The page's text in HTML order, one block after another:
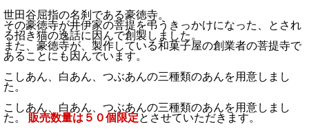
世田谷屈指の名刹である豪徳寺。
その豪徳寺が井伊家の菩提を弔うきっかけになった、とされ
る招き猫の逸話に因んで創製しました。
また、豪徳寺が、製作している和菓子屋の創業者の菩提寺で
あることにも因んでいます。
こしあん、白あん、つぶあんの三種類のあんを用意しまし
た。
こしあん、白あん、つぶあんの三種類のあんを用意しまし
た。
販売数量は５０個限定とさせていただきます。